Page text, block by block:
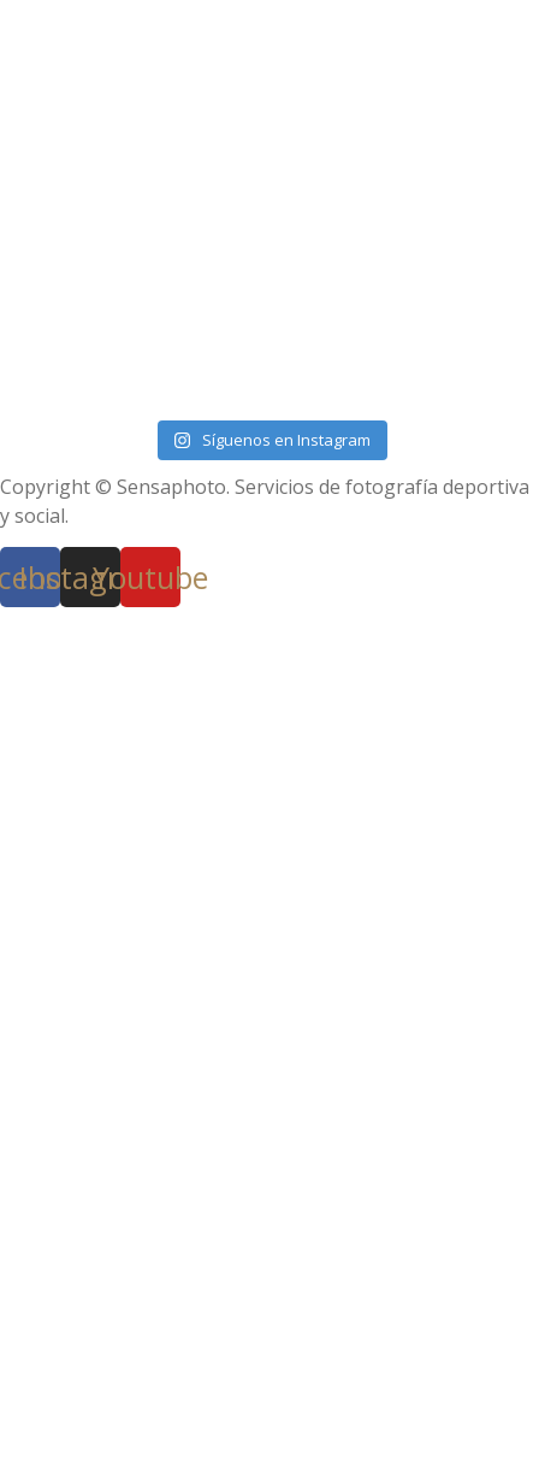
Síguenos en Instagram
Copyright © Sensaphoto. Servicios de fotografía deportiva
y social.
Instagram
Youtube